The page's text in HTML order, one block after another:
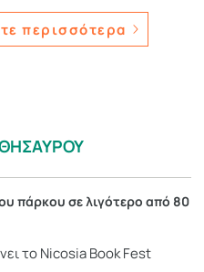
περισσότερα
πάρκου σε λιγότερο από 80
το Nicosia Book Fest